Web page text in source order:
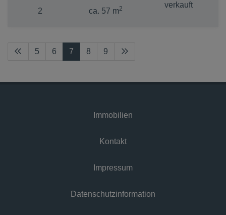
2
ca. 57 m2
verkauft
5 6 7 8 9
Immobilien
Kontakt
Impressum
Datenschutzinformation